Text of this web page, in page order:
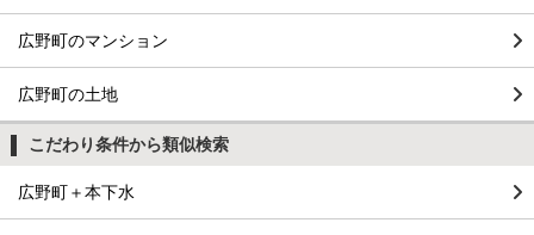
広野町のマンション
広野町の土地
こだわり条件から類似検索
広野町＋本下水